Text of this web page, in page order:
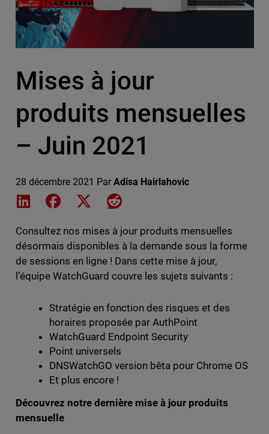
Mises à jour
produits mensuelles
– Juin 2021
28 décembre 2021 Par Adisa Hairlahovic
Share on LinkedIn
Share on Facebook
Share on XShare on Reddit
Consultez nos mises à jour produits mensuelles
désormais disponibles à la demande sous la forme
de sessions en ligne ! Dans cette mise à jour,
l’équipe WatchGuard couvre les sujets suivants :
Stratégie en fonction des risques et des
horaires proposée par AuthPoint
WatchGuard Endpoint Security
Point universels
DNSWatchGO version bêta pour Chrome OS
Et plus encore !
Découvrez notre dernière mise à jour produits
mensuelle